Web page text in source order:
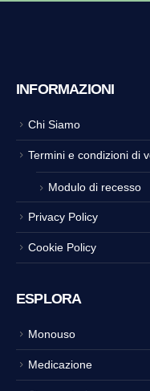
INFORMAZIONI
Chi Siamo
Termini e condizioni di
Modulo di recesso
Privacy Policy
Cookie Policy
ESPLORA
Monouso
Medicazione